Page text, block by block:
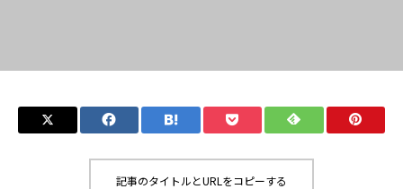
記事のタイトルとURLをコピーする